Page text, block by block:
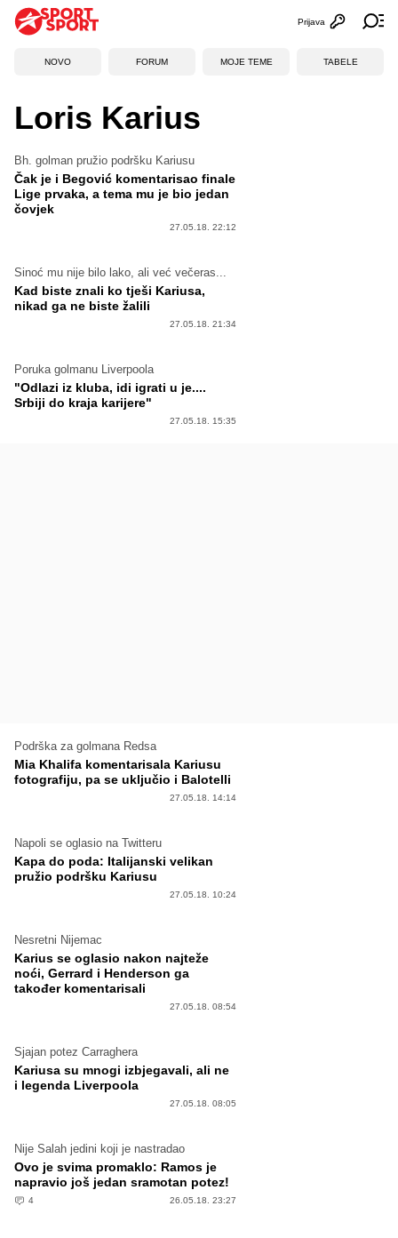
Otvori
Prijava
NOVO FORUM MOJE TEME TABELE
Loris Karius
Bh. golman pružio podršku Kariusu
Čak je i Begović komentarisao finale
Lige prvaka, a tema mu je bio jedan
čovjek
27.05.18. 22:12
Sinoć mu nije bilo lako, ali već večeras...
Kad biste znali ko tješi Kariusa,
nikad ga ne biste žalili
27.05.18. 21:34
Poruka golmanu Liverpoola
"Odlazi iz kluba, idi igrati u je....
Srbiji do kraja karijere"
27.05.18. 15:35
Podrška za golmana Redsa
Mia Khalifa komentarisala Kariusu
fotografiju, pa se uključio i Balotelli
27.05.18. 14:14
Napoli se oglasio na Twitteru
Kapa do poda: Italijanski velikan
pružio podršku Kariusu
27.05.18. 10:24
Nesretni Nijemac
Karius se oglasio nakon najteže
noći, Gerrard i Henderson ga
također komentarisali
27.05.18. 08:54
Sjajan potez Carraghera
Kariusa su mnogi izbjegavali, ali ne
i legenda Liverpoola
27.05.18. 08:05
Nije Salah jedini koji je nastradao
Ovo je svima promaklo: Ramos je
napravio još jedan sramotan potez!
4 26.05.18. 23:27